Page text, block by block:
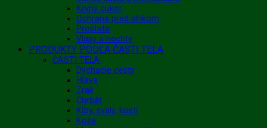
Krvný cukor
Ochrana pred slnkom
Prostata
Vlasy a nechty
PRODUKTY PODĽA ČASTI TELA
ČASTI TELA
Dýchacie cesty
Hlava
Zrak
Chrbát
Kĺby, svaly, kosti
Koža